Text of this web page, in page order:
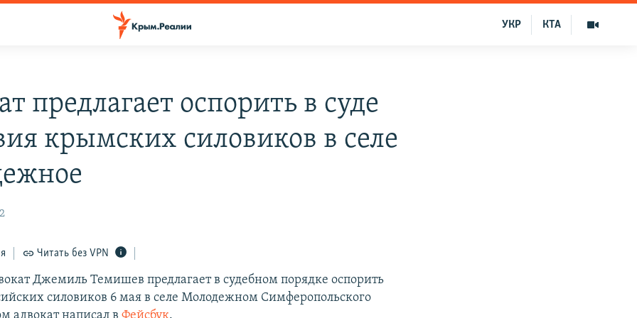
КТА
УКР
предлагает оспорить в суде
крымских силовиков в селе
Читать без VPN
Джемиль Темишев предлагает в судебном порядке оспорить
силовиков 6 мая в селе Молодежном Симферопольского